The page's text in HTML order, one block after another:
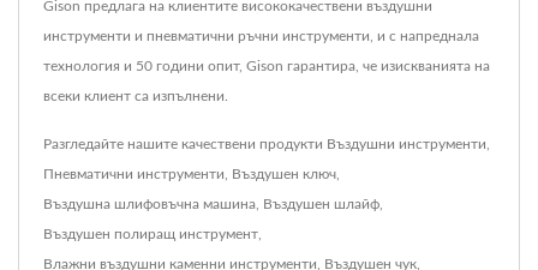
Gison предлага на клиентите висококачествени въздушни
инструменти и пневматични ръчни инструменти, и с напреднала
технология и 50 години опит, Gison гарантира, че изискванията на
всеки клиент са изпълнени.
Разгледайте нашите качествени продукти Въздушни инструменти
Пневматични инструменти Въздушен ключ
Въздушна шлифовъчна машина Въздушен шлайф
Въздушен полиращ инструмент
Влажни въздушни каменни инструменти Въздушен чук